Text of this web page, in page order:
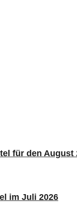
für den August
im Juli 2026